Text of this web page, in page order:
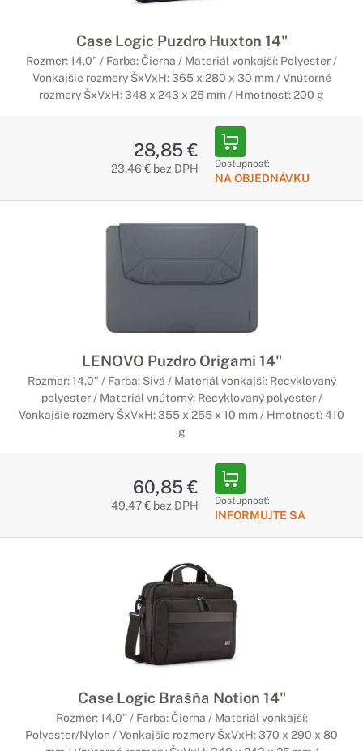
Case Logic Puzdro Huxton 14"
Rozmer: 14,0" / Farba: Čierna / Materiál vonkajší: Polyester /
Vonkajšie rozmery ŠxVxH: 365 x 280 x 30 mm / Vnútorné
rozmery ŠxVxH: 348 x 243 x 25 mm / Hmotnosť: 200 g
28,85 €
23,46 € bez DPH Dostupnosť:
NA OBJEDNÁVKU
LENOVO Puzdro Origami 14"
Rozmer: 14,0" / Farba: Sivá / Materiál vonkajší: Recyklovaný
polyester / Materiál vnútorný: Recyklovaný polyester /
Vonkajšie rozmery ŠxVxH: 355 x 255 x 10 mm / Hmotnosť: 410
g
60,85 €
49,47 € bez DPH Dostupnosť:
INFORMUJTE SA
Case Logic Brašňa Notion 14"
Rozmer: 14,0" / Farba: Čierna / Materiál vonkajší:
Polyester/Nylon / Vonkajšie rozmery ŠxVxH: 370 x 290 x 80